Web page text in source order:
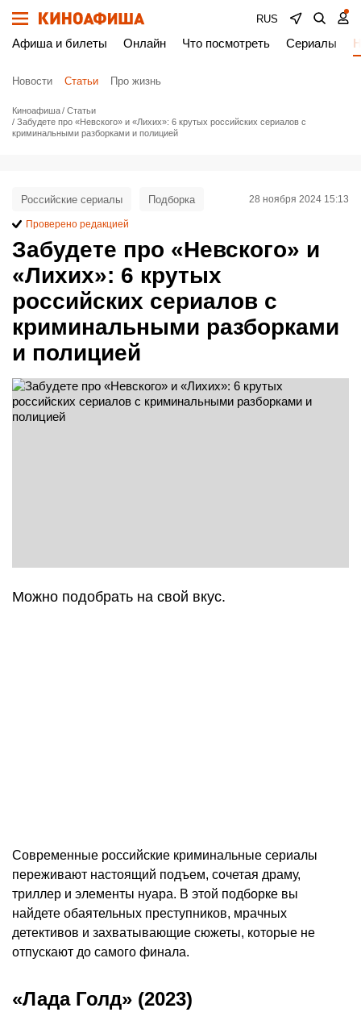
RUS
Афиша и билеты Онлайн Что посмотреть Сериалы
Новости Статьи Про жизнь
Киноафиша
Статьи
Забудете про «Невского» и «Лихих»: 6 крутых российских сериалов с
криминальными разборками и полицией
Забудете про «Невского» и
«Лихих»: 6 крутых
российских сериалов с
криминальными разборками
и полицией
Российские сериалы Подборка 28 ноября 2024 15:13
Проверено редакцией
Можно подобрать на свой вкус.
Современные российские криминальные сериалы
переживают настоящий подъем, сочетая драму,
триллер и элементы нуара. В этой подборке вы
найдете обаятельных преступников, мрачных
детективов и захватывающие сюжеты, которые не
отпускают до самого финала.
«Лада Голд» (2023)